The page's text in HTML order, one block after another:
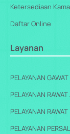
Ketersediaan
Daftar Online
Layanan
PELAYANAN
PELAYANAN
PELAYANAN
PELAYANAN